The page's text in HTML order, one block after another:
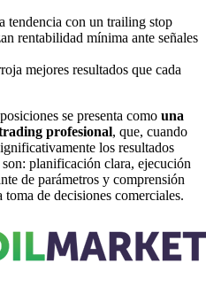
tendencia con un trailing stop
rentabilidad mínima ante señales
mejores resultados que cada
se presenta como una
profesional, que, cuando
los resultados
planificación clara, ejecución
de parámetros y comprensión
de decisiones comerciales.